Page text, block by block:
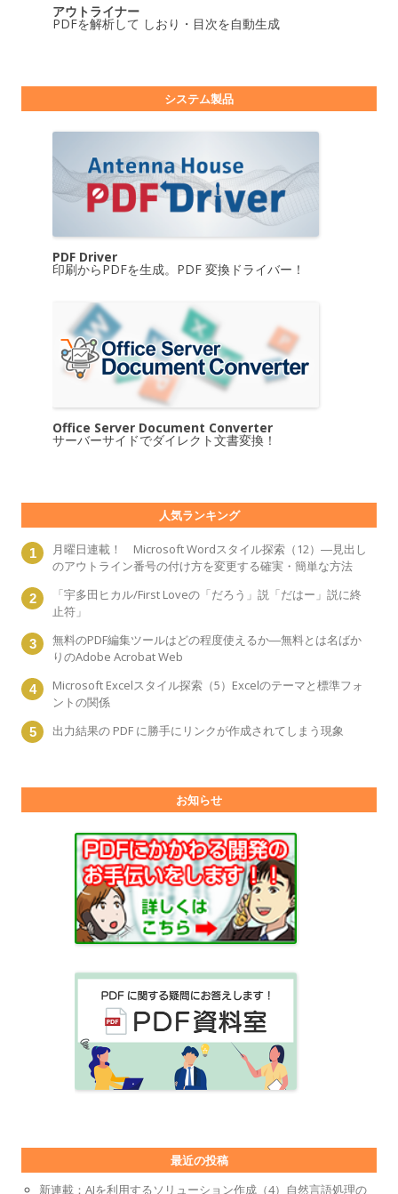
アウトライナー
PDFを解析して しおり・目次を自動生成
システム製品
PDF Driver
印刷からPDFを生成。PDF 変換ドライバー！
Office Server Document Converter
サーバーサイドでダイレクト文書変換！
人気ランキング
月曜日連載！ Microsoft Wordスタイル探索（12）―見出し
のアウトライン番号の付け方を変更する確実・簡単な方法
「宇多田ヒカル/First Loveの「だろう」説「だはー」説に終
止符」
無料のPDF編集ツールはどの程度使えるか―無料とは名ばか
りのAdobe Acrobat Web
Microsoft Excelスタイル探索（5）Excelのテーマと標準フォ
ントの関係
出力結果の PDF に勝手にリンクが作成されてしまう現象
お知らせ
最近の投稿
新連載：AIを利用するソリューション作成（4）自然言語処理の